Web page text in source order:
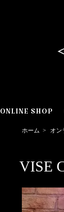
ONLINE SHOP
ホーム > オン
VISE